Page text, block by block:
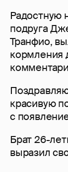
Радостную
подруга
Транфио,
кормления
красивую
с
Брат 26-
выразил